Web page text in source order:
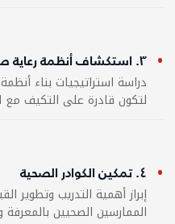
٣. استكشاف أنظمة رعاية صحية جاهزة للمستقبل
دراسة استراتيجيات بناء
لتكون قادرة على التكيف مع
٤. تمكين الكوادر الصحية
إبراز أهمية التدريب وتطوير
الممارسين الصحيين بالمعرفة